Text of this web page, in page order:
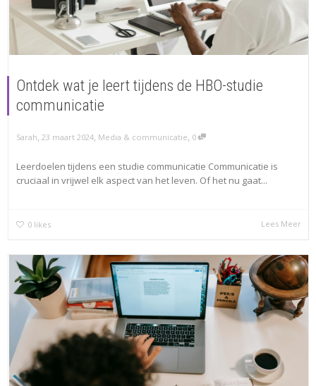
Ontdek wat je leert tijdens de HBO-studie
communicatie
Sarah, 23 maart 2024, Media & communicatie, 0
Leerdoelen tijdens een studie communicatie Communicatie is
cruciaal in vrijwel elk aspect van het leven. Of het nu gaat...
0 likes Lees Meer